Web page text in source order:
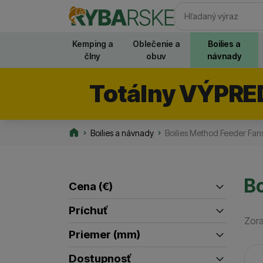
Vyhľadávanie
Kemping a
člny
Oblečenie a
obuv
Boilies a
návnady
Totálny
Boilies a návnady Boilies Method Feeder
Filtrovať produkty
Cena (€)
Príchuť
ananás
Priemer (mm)
8
Dostupnosť